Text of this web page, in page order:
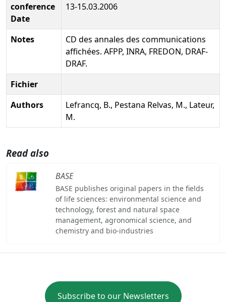
conference
Date
13-15.03.2006
Notes
CD des annales des communications
affichées. AFPP, INRA, FREDON, DRAF-
DRAF.
Fichier
Authors
Lefrancq, B., Pestana Relvas, M., Lateur,
M.
Read also
BASE
BASE publishes original papers in the fields
of life sciences: environmental science and
technology, forest and natural space
management, agronomical science, and
chemistry and bio-industries
Subscribe to our Newsletters